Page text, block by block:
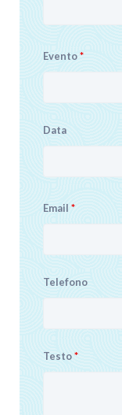
Evento*
Data
Email *
Telefono
Testo*